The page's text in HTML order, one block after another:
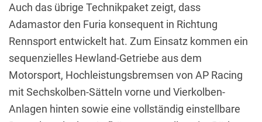
Auch das übrige Technikpaket zeigt, dass
Adamastor den Furia konsequent in Richtung
Rennsport entwickelt hat. Zum Einsatz kommen ein
sequenzielles Hewland-Getriebe aus dem
Motorsport, Hochleistungsbremsen von AP Racing
mit Sechskolben-Sätteln vorne und Vierkolben-
Anlagen hinten sowie eine vollständig einstellbare